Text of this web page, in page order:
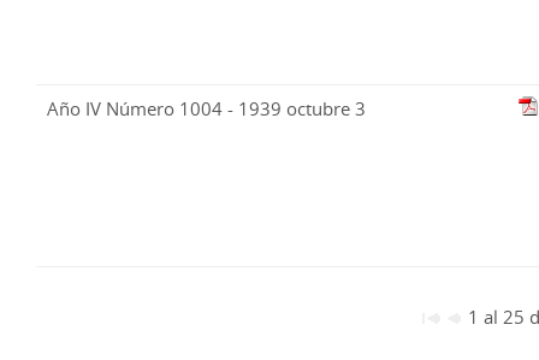
Año IV Número 1004 - 1939 octubre 3
1 al 25